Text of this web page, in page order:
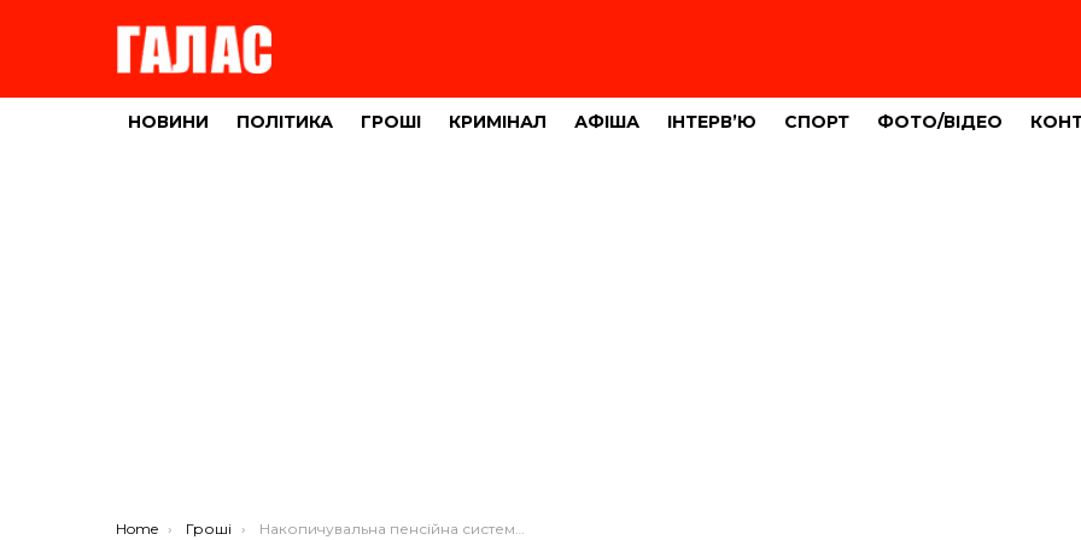
НОВИНИ ПОЛІТИКА ГРОШІ КРИМІНАЛ АФІША ІНТЕРВ’Ю СПОРТ ФОТО/ВІДЕО
You are here:
Home Гроші Накопичувальна пенсійна система: передумови створення